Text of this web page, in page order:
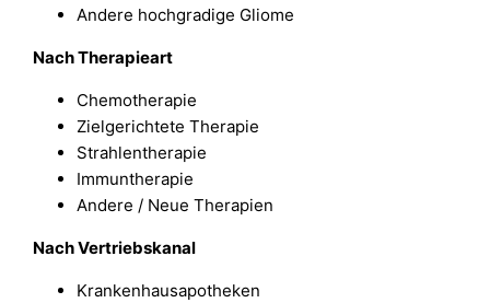
Andere hochgradige Gliome
Nach Therapieart
Chemotherapie
Zielgerichtete Therapie
Strahlentherapie
Immuntherapie
Andere / Neue Therapien
Nach Vertriebskanal
Krankenhausapotheken